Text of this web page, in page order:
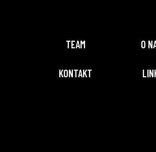
TEAM O
KONTAKT